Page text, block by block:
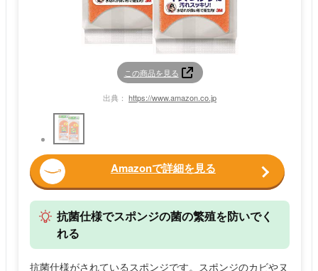
この商品を見る
出典： https://www.amazon.co.jp
Amazonで詳細を見る
抗菌仕様でスポンジの菌の繁殖を防いでく
れる
抗菌仕様がされているスポンジです。スポンジのカビやヌ